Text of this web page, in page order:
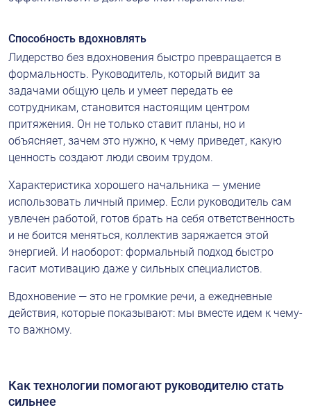
Способность вдохновлять
Лидерство без вдохновения быстро превращается в
формальность. Руководитель, который видит за
задачами общую цель и умеет передать ее
сотрудникам, становится настоящим центром
притяжения. Он не только ставит планы, но и
объясняет, зачем это нужно, к чему приведет, какую
ценность создают люди своим трудом.
Характеристика хорошего начальника — умение
использовать личный пример. Если руководитель сам
увлечен работой, готов брать на себя ответственность
и не боится меняться, коллектив заряжается этой
энергией. И наоборот: формальный подход быстро
гасит мотивацию даже у сильных специалистов.
Вдохновение — это не громкие речи, а ежедневные
действия, которые показывают: мы вместе идем к чему-
то важному.
Как технологии помогают руководителю стать
сильнее